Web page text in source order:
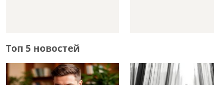
Топ 5 новостей